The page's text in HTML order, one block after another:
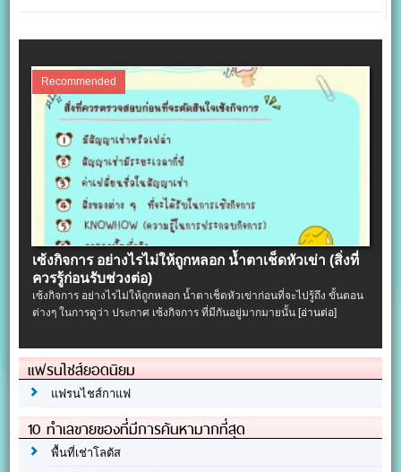
Recommended
เซ้งกิจการ อย่างไรไม่ให้ถูกหลอก น้ำตาเช็ดหัวเข่า (สิ่งที่
ควรรู้ก่อนรับช่วงต่อ)
เซ้งกิจการ อย่างไรไม่ให้ถูกหลอก น้ำตาเช็ดหัวเข่าก่อนที่จะไปรู้ถึง ขั้นตอน
ต่างๆ ในการดูว่า ประกาศ เซ้งกิจการ ที่มีกันอยู่มากมายนั้น [อ่านต่อ]
แฟรนไชส์ยอดนิยม
แฟรนไชส์กาแฟ
10 ทำเลขายของที่มีการค้นหามากที่สุด
พื้นที่เช่าโลตัส